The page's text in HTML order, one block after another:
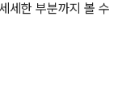
세한 부분까지 볼 수